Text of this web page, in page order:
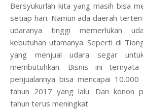
Bersyukurlah kita yang masih bisa
setiap hari. Namun ada daerah
udaranya tinggi memerlukan
kebutuhan utamanya. Seperti di
yang menjual udara segar
membutuhkan. Bisnis ini ternyata
penjualannya bisa mencapai
tahun 2017 yang lalu. Dan konon
tahun terus meningkat.